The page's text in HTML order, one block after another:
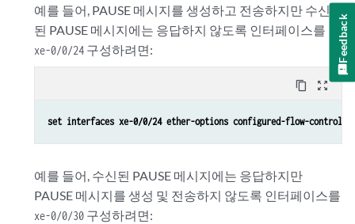
예를 들어, PAUSE 메시지를 생성하고 전송하지만 수신
된 PAUSE 메시지에는 응답하지 않도록 인터페이스를
xe-0/0/24 구성하려면:
content_copy zoom_out_map
set interfaces xe-0/0/24 ether-options configured-flow-control
예를 들어, 수신된 PAUSE 메시지에는 응답하지만
PAUSE 메시지를 생성 및 전송하지 않도록 인터페이스를
xe-0/0/30 구성하려면:
Feedback